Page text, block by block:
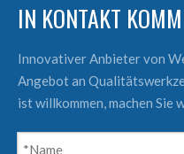
IN KONTAKT
Innovativer Anbieter von
Angebot an
ist willkommen, machen Sie